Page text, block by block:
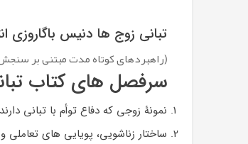
تبانی زوج ها دنیس باگاروزی
(راهبردهای کوتاه مدت مبتنی بر
سرفصل های کتاب
نمونۀ زوجی که دفاع توأم با تبانی دارند
ساختار زناشویی، پویایی های تعاملی